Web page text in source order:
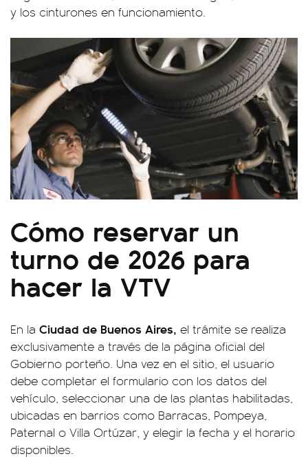
y los cinturones en funcionamiento.
Cómo reservar un
turno de 2026 para
hacer la VTV
En la Ciudad de Buenos Aires, el trámite se realiza
exclusivamente a través de la página oficial del
Gobierno porteño. Una vez en el sitio, el usuario
debe completar el formulario con los datos del
vehículo, seleccionar una de las plantas habilitadas,
ubicadas en barrios como Barracas, Pompeya,
Paternal o Villa Ortúzar, y elegir la fecha y el horario
disponibles.